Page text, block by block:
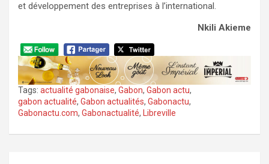
et développement des entreprises à l’international.
Nkili Akieme
Tags: actualité gabonaise, Gabon, Gabon actu,
gabon actualité, Gabon actualités, Gabonactu,
Gabonactu.com, Gabonactualité, Libreville